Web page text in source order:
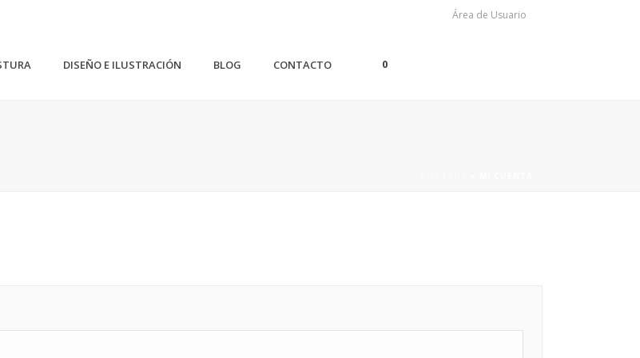
Área de Usuario
DISEÑO E ILUSTRACIÓN BLOG CONTACTO 0